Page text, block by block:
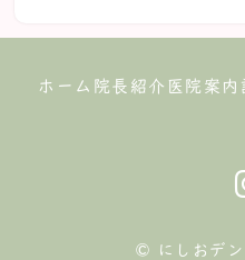
ホーム 院長紹介 医院案内
© にしおデン